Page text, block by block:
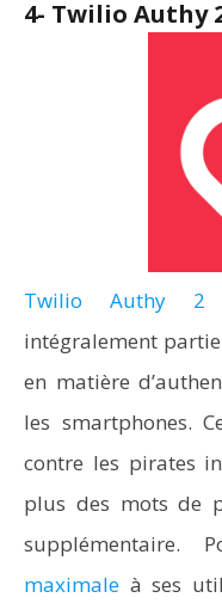
4- Twilio Authy
Twilio Authy 2
intégralement
en matière
les smartphones.
contre les pirates
plus des mots de
supplémentaire.
maximale à ses